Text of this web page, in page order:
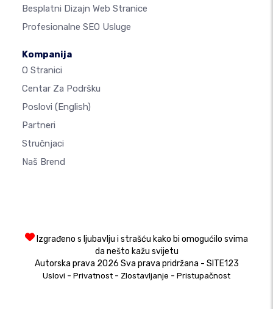
Besplatni Dizajn Web Stranice
Profesionalne SEO Usluge
Kompanija
O Stranici
Centar Za Podršku
Poslovi (English)
Partneri
Stručnjaci
Naš Brend
Izgrađeno s ljubavlju i strašću kako bi omogućilo svima
da nešto kažu svijetu
Autorska prava 2026 Sva prava pridržana - SITE123
Uslovi - Privatnost - Zlostavljanje - Pristupačnost